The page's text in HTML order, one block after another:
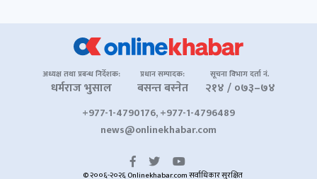
अध्यक्ष तथा प्रबन्ध निर्देशक:
धर्मराज भुसाल
प्रधान सम्पादक:
बसन्त बस्नेत
सूचना विभाग दर्ता नं.
२१४ / ०७३–७४
+977-1-4790176, +977-1-4796489
news@onlinekhabar.com
© २००६-२०२६ Onlinekhabar.com सर्वाधिकार सुरक्षित